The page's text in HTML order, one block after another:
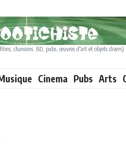
chansons, BD, pubs, œuvres d'art et objets divers)
Cinema Pubs Arts